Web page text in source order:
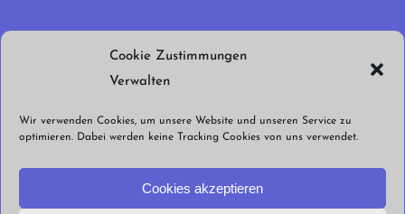
Cookie Zustimmungen
Verwalten
Wir verwenden Cookies, um unsere Website und unseren Service zu
optimieren. Dabei werden keine Tracking Cookies von uns verwendet.
Cookies akzeptieren
euren Support!
Jetzt spenden!